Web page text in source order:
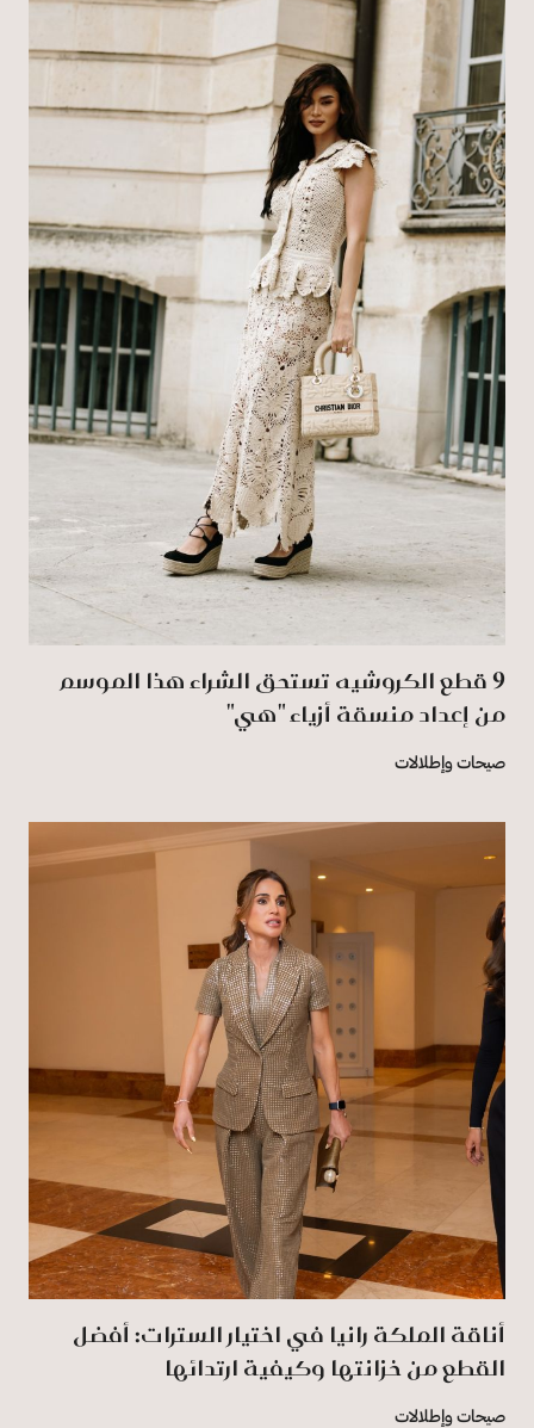
9 قطع الكروشيه تستحق الشراء هذا الموسم
من إعداد منسقة أزياء "هي"
صيحات وإطلالات
أناقة الملكة رانيا في اختيار السترات: أفضل
القطع من خزانتها وكيفية ارتدائها
صيحات وإطلالات